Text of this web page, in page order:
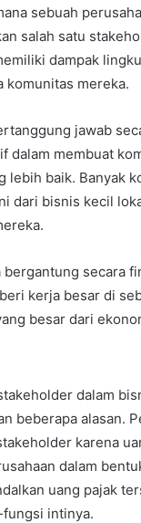
sebuah
salah satu
dampak
komunitas mereka.
jawab
dalam membuat
lebih baik. Banyak
dari bisnis kecil
bergantung secara
kerja besar di
besar dari
dalam
beberapa alasan.
karena
dalam
uang pajak
intinya.